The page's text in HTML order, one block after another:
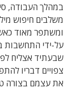
במהלך העבודה,
משלבים חיפוש
ומשתפר מאוד
על-ידי התחשבות
שבעתיד אצליח
צפויים דבריו
את עצמם בצורה